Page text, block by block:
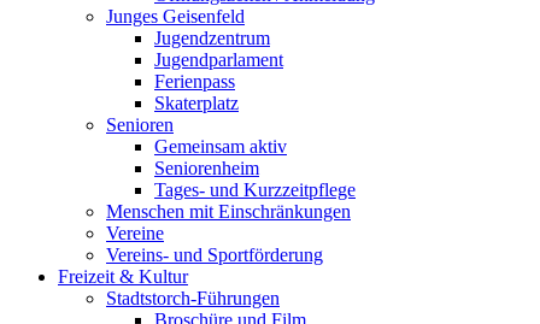
Junges Geisenfeld
Jugendzentrum
Jugendparlament
Ferienpass
Skaterplatz
Senioren
Gemeinsam aktiv
Seniorenheim
Tages- und Kurzzeitpflege
Menschen mit Einschränkungen
Vereine
Vereins- und Sportförderung
Freizeit & Kultur
Stadtstorch-Führungen
Broschüre und Film